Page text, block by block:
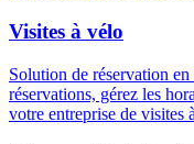
Visites à vélo
Solution de réservation
réservations, gérez les
votre entreprise de visites